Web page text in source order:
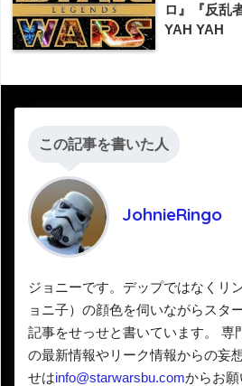
ロ』『反乱
YAH YAH
この記事を書いた人
JohnieRingo
ジョニーです。デップではなくリ
ョニ子）の顔色を伺いながらスタ
記事をせっせと書いています。 専
の最新情報やリーク情報からの妄
せはinfo@starwarsbu.comからお願